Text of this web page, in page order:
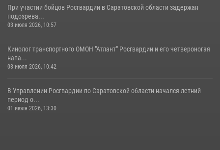
При участии бойцов Росгвардии в Саратовской области задержан
подозрева...
03 июля 2026, 10:57
Кинолог транспортного ОМОН "Атлант" Росгвардии и его четвероногая
напа...
03 июля 2026, 10:42
В Управлении Росгвардии по Саратовской области начался летний
период о...
01 июля 2026, 13:30